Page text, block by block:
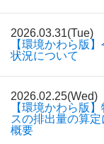
2026.03.31(Tue)
【環境かわら版
状況について
2026.02.25(Wed)
【環境かわら版
スの排出量の算
概要